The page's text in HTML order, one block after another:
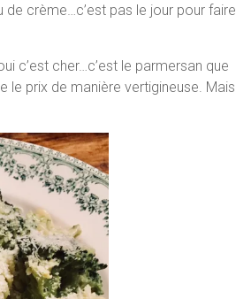
de crème…c’est pas le jour pour faire
c’est cher…c’est le parmersan que
le prix de manière vertigineuse. Mais